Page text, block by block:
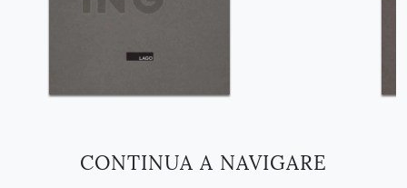
CONTINUA A NAVIGARE